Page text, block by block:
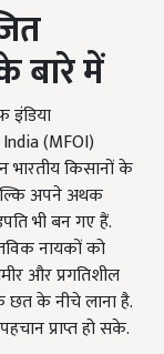
बारे में
इंडिया
(MFOI)
किसानों के
अपने अथक
भी बन गए हैं.
नायकों को
और प्रगतिशील
छत के नीचे लाना है.
प्राप्त हो सके.